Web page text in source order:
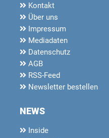
Kontakt
Über uns
Impressum
Mediadaten
Datenschutz
AGB
RSS-Feed
Newsletter bestellen
NEWS
Inside